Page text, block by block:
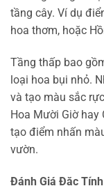
tầng cây. Ví dụ
hoa thơm, hoặc
Tầng thấp bao
loại hoa bụi nhỏ.
và tạo màu sắc
Hoa Mười Giờ hay
tạo điểm nhấn
vườn.
Đánh Giá Đặc